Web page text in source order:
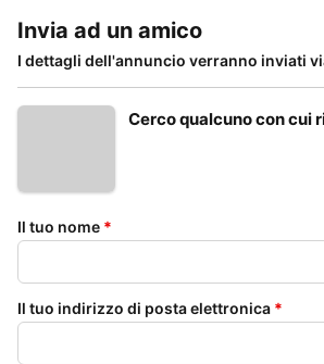
Invia ad un amico
I dettagli dell'annuncio verranno inviati
Cerco qualcuno con cui
Il tuo nome *
Il tuo indirizzo di posta elettronica *